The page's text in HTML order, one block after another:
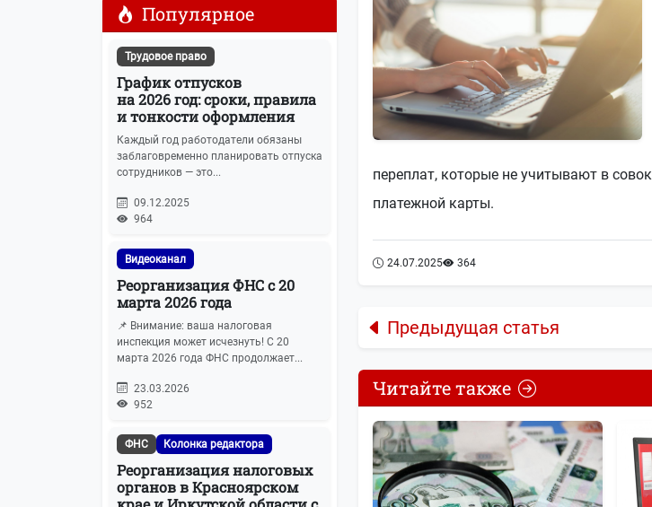
Популярное
Трудовое право
График отпусков
на 2026 год: сроки, правила
и тонкости оформления
Каждый год работодатели обязаны
заблаговременно планировать отпуска
сотрудников — это...
09.12.2025
964
Видеоканал
Реорганизация ФНС с 20
марта 2026 года
📌 Внимание: ваша налоговая
инспекция может исчезнуть! С 20
марта 2026 года ФНС продолжает...
23.03.2026
952
ФНС Колонка редактора
Реорганизация налоговых
органов в Красноярском
переплат, которые не учитывают в
платежной карты.
24.07.2025 364
Предыдущая статья
Читайте также